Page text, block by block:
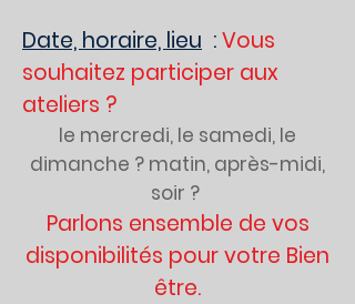
Date, horaire, lieu :Vous
souhaitez participer aux
ateliers ?
le mercredi, le samedi, le
dimanche ? matin, après-midi,
soir ?
Parlons ensemble de vos
disponibilités pour votre Bien
être.